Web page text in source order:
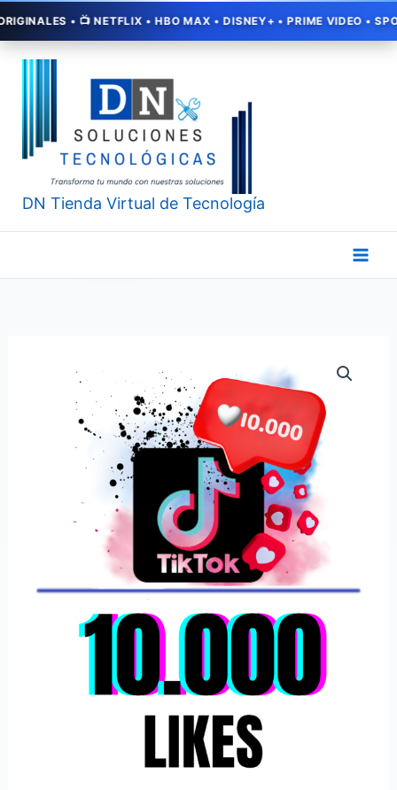
• 📺 NETFLIX • HBO MAX • DISNEY+ • PRIME VIDEO •
contenido
DN Tienda Virtual de Tecnología
cantidad